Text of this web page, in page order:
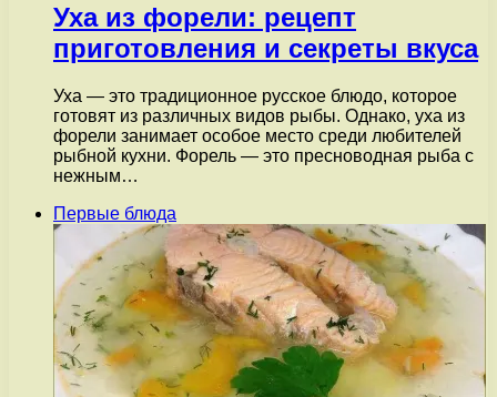
Уха из форели: рецепт
приготовления и секреты вкуса
Уха — это традиционное русское блюдо, которое
готовят из различных видов рыбы. Однако, уха из
форели занимает особое место среди любителей
рыбной кухни. Форель — это пресноводная рыба с
нежным…
Первые блюда